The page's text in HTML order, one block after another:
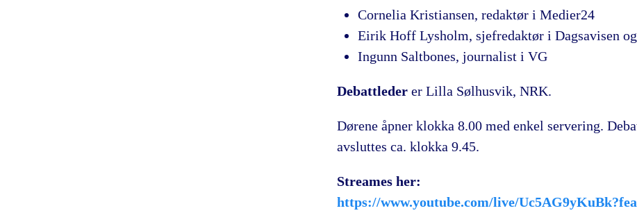
Cornelia Kristiansen, redaktør i Medier24
Eirik Hoff Lysholm, sjefredaktør i Dagsavisen
Ingunn Saltbones, journalist i VG
Debattleder er Lilla Sølhusvik, NRK.
Dørene åpner klokka 8.00 med enkel servering.
avsluttes ca. klokka 9.45.
Streames her:
https://www.youtube.com/live/